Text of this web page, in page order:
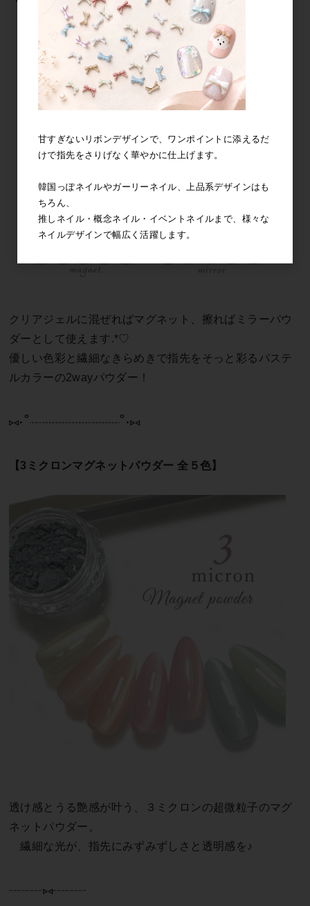
クリアジェルに混ぜればマグネット、擦ればミラーパウ
ダーとして使えます.*♡
優しい色彩と繊細なきらめきで指先をそっと彩るパステ
ルカラーの2wayパウダー！
⑅∙˚┈┈┈┈┈┈┈┈┈˚∙⑅
【3ミクロンマグネットパウダー 全５色】
透け感とうる艶感が叶う、３ミクロンの超微粒子のマグ
ネットパウダー。
繊細な光が、指先にみずみずしさと透明感を♪
┈┈⑅┈┈
甘すぎないリボンデザインで、ワンポイントに添えるだ
けで指先をさりげなく華やかに仕上げます。
韓国っぽネイルやガーリーネイル、上品系デザインはも
ちろん、
推しネイル・概念ネイル・イベントネイルまで、様々な
ネイルデザインで幅広く活躍します。